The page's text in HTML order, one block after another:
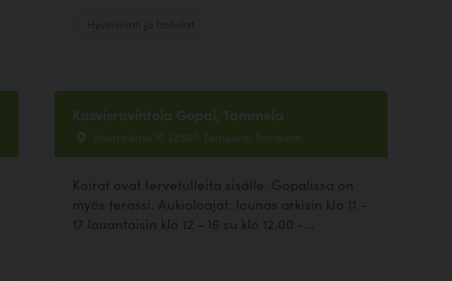
Kasvisravintola Gopal, Tammela
Ilmarinkatu 16 33500 Tampere, Tampere
Koirat ovat tervetulleita sisälle. Gopalissa on
myös terassi. Aukioloajat: lounas arkisin klo 11 -
17 lauantaisin klo 12 - 16 su klo 12.00 -...